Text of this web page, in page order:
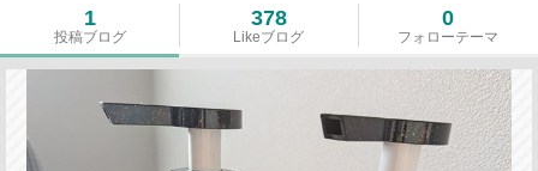
1
投稿ブログ
378
Likeブログ
0
フォローテーマ